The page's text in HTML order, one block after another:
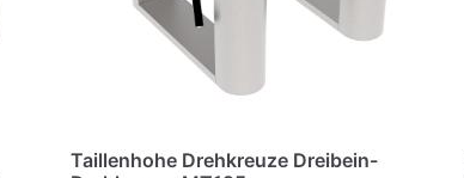
Taillenhohe Drehkreuze Dreibein-